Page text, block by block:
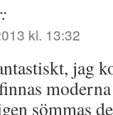
kl. 13:32
jag
sömmas